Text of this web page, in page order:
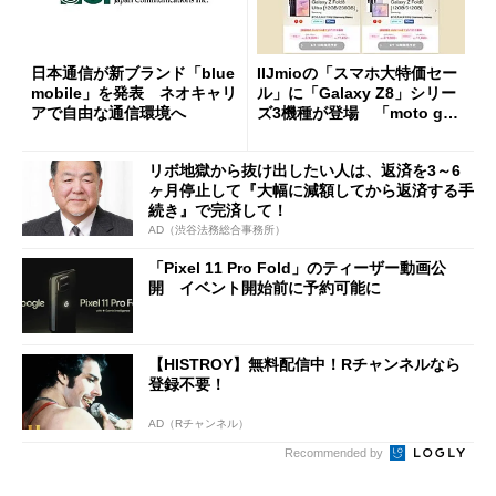
日本通信が新ブランド「blue
mobile」を発表 ネオキャリ
アで自由な通信環境へ
IIJmioの「スマホ大特価セー
ル」に「Galaxy Z8」シリー
ズ3機種が登場 「moto g37
リボ地獄から抜け出したい人は、返済を3～6
ヶ月停止して『大幅に減額してから返済する手
続き』で完済して！
AD（渋谷法務総合事務所）
「Pixel 11 Pro Fold」のティーザー動画公
開 イベント開始前に予約可能に
【HISTROY】無料配信中！Rチャンネルなら
登録不要！
AD（Rチャンネル）
Recommended by